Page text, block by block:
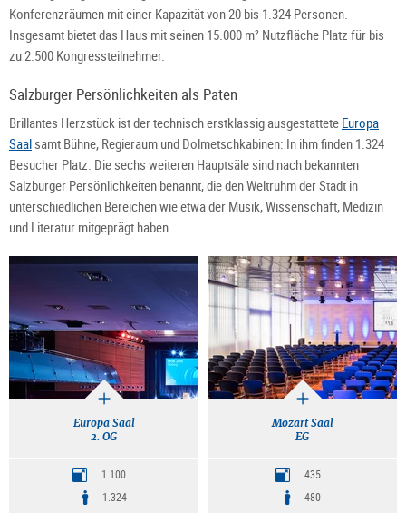
Konferenzräumen mit einer Kapazität von 20 bis 1.324 Personen.
Insgesamt bietet das Haus mit seinen 15.000 m² Nutzfläche Platz für bis
zu 2.500 Kongressteilnehmer.
Salzburger Persönlichkeiten als Paten
Brillantes Herzstück ist der technisch erstklassig ausgestattete Europa
Saalsamt Bühne, Regieraum und Dolmetschkabinen: In ihm finden 1.324
Besucher Platz. Die sechs weiteren Hauptsäle sind nach bekannten
Salzburger Persönlichkeiten benannt, die den Weltruhm der Stadt in
unterschiedlichen Bereichen wie etwa der Musik, Wissenschaft, Medizin
und Literatur mitgeprägt haben.
Europa Saal
2. OG
1.100
1.324
Mozart Saal
EG
435
480